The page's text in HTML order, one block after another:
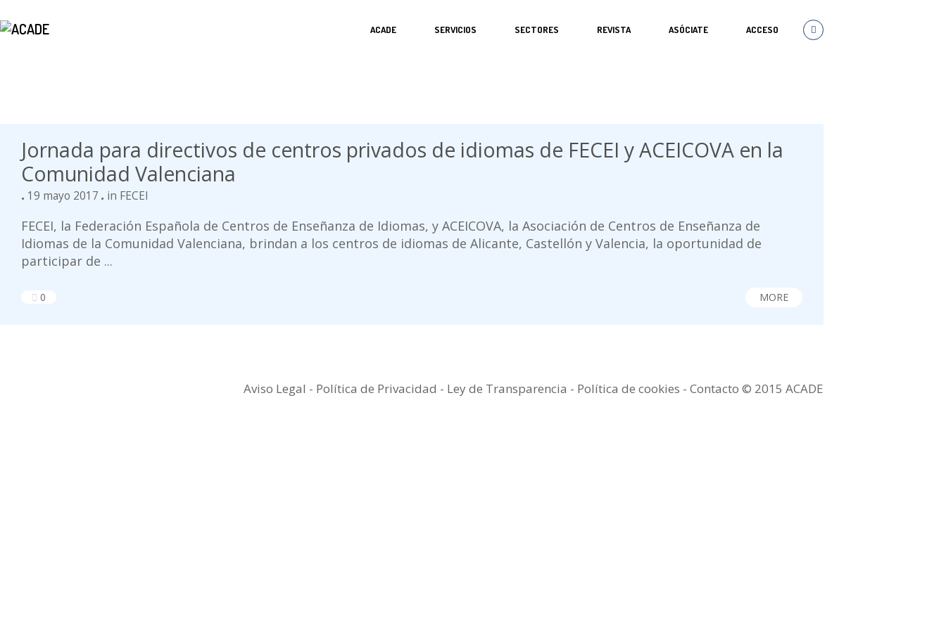
ACADE SERVICIOS SECTORES REVISTA ASÓCIATE ACCESO
Jornada para directivos de centros privados de idiomas de FECEI y ACEICOVA en la
Comunidad Valenciana
19 mayo 2017 in FECEI
FECEI, la Federación Española de Centros de Enseñanza de Idiomas, y ACEICOVA, la Asociación de Centros de Enseñanza de
Idiomas de la Comunidad Valenciana, brindan a los centros de idiomas de Alicante, Castellón y Valencia, la oportunidad de
participar de ...
0 MORE
Aviso Legal - Política de Privacidad - Ley de Transparencia - Política de cookies - Contacto © 2015 ACADE